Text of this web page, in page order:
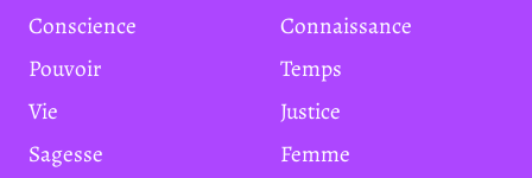
Conscience
Connaissance
Pouvoir
Temps
Vie
Justice
Sagesse
Femme